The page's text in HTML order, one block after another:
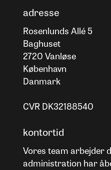
adresse
Rosenlunds Allé 5
Baghuset
2720 Vanløse
København
Danmark
CVR DK32188540
kontortid
Vores team arbejder
administration har